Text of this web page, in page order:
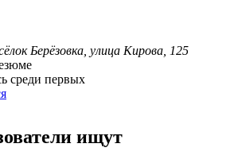
Берёзовка, улица Кирова, 125
среди первых
ищут